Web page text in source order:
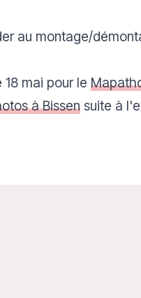
au montage/
18 mai pour le
à Bissen suite à